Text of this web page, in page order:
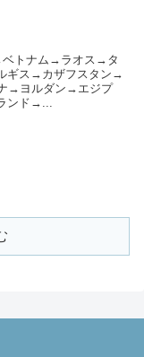
ベトナム→ラオス→タ
ギス→カザフスタン→
→ヨルダン→エジプ
ンド→...